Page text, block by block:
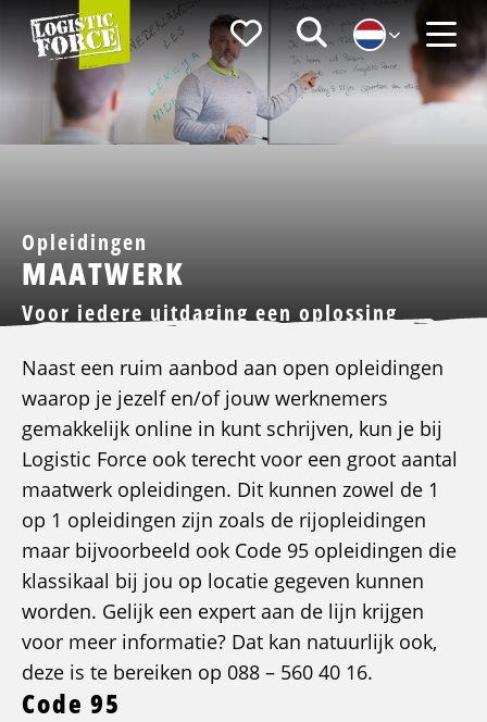
Logistic
Force
FavorietenZoeken
Menu
Opleidingen
MAATWERK
Voor iedere uitdaging een oplossing
Naast een ruim aanbod aan open opleidingen
waarop je jezelf en/of jouw werknemers
gemakkelijk online in kunt schrijven, kun je bij
Logistic Force ook terecht voor een groot aantal
maatwerk opleidingen. Dit kunnen zowel de 1
op 1 opleidingen zijn zoals de rijopleidingen
maar bijvoorbeeld ook Code 95 opleidingen die
klassikaal bij jou op locatie gegeven kunnen
worden. Gelijk een expert aan de lijn krijgen
voor meer informatie? Dat kan natuurlijk ook,
deze is te bereiken op 088 – 560 40 16.
Code 95